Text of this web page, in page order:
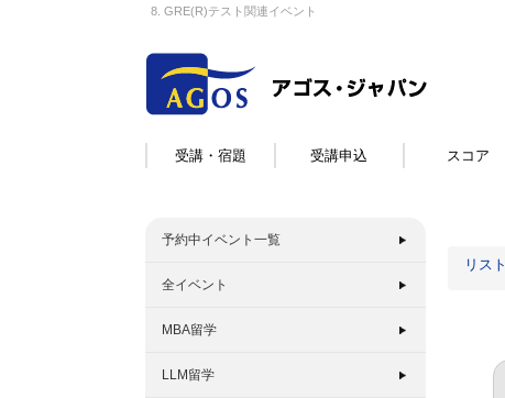
8. GRE(R)テスト関連イベント
受講・宿題 受講申込 スコア
予約中イベント一覧
全イベント
MBA留学
LLM留学
リスト